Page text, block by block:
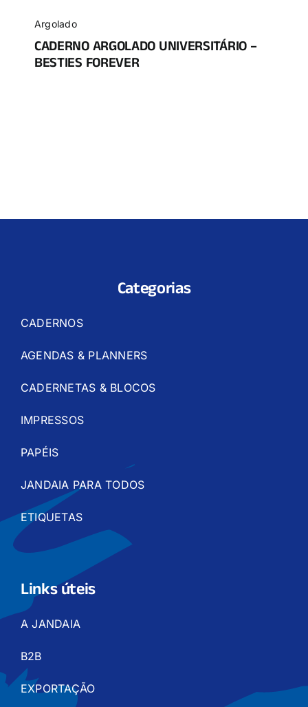
Argolado
CADERNO ARGOLADO UNIVERSITÁRIO –
BESTIES FOREVER
Categorias
CADERNOS
AGENDAS & PLANNERS
CADERNETAS & BLOCOS
IMPRESSOS
PAPÉIS
JANDAIA PARA TODOS
ETIQUETAS
Links úteis
A JANDAIA
B2B
EXPORTAÇÃO